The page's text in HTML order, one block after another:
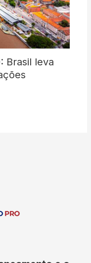
Brasil leva